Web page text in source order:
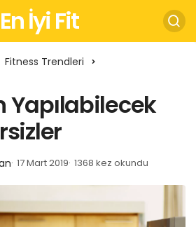
En İyi Fit
Fitness Trendleri
Yapılabilecek
17 Mart 2019 1368 kez okundu